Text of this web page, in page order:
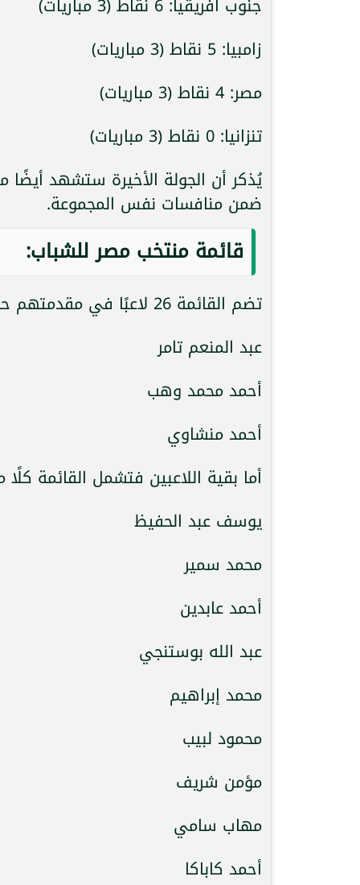
زامبيا: 5 نقاط (3 مباريات)
مصر: 4 نقاط (3 مباريات)
تنزانيا: 0 نقاط (3 مباريات)
يُذكر أن الجولة الأخيرة ستشهد أيضًا
ضمن منافسات نفس المجموعة.
قائمة منتخب مصر للشباب:
تضم القائمة 26 لاعبًا في مقدمتهم حراس المرمى:
عبد المنعم تامر
أحمد محمد وهب
أحمد منشاوي
أما بقية اللاعبين فتشمل القائمة
يوسف عبد الحفيظ
محمد سمير
أحمد عابدين
عبد الله بوستنجي
محمد إبراهيم
محمود لبيب
مؤمن شريف
مهاب سامي
أحمد كاباكا